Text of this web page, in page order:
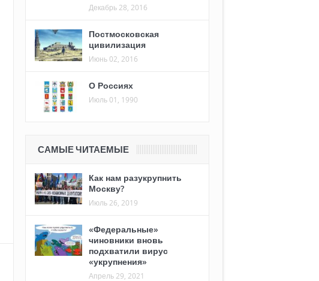
Декабрь 28, 2016
Постмосковская
цивилизация
Июнь 02, 2016
О Россиях
Июль 01, 1990
САМЫЕ ЧИТАЕМЫЕ
Как нам разукрупнить
Москву?
Июль 26, 2019
«Федеральные»
чиновники вновь
подхватили вирус
«укрупнения»
Апрель 29, 2021